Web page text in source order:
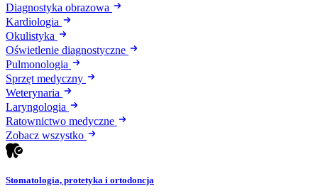
Diagnostyka obrazowa
Kardiologia
Okulistyka
Oświetlenie diagnostyczne
Pulmonologia
Sprzęt medyczny
Weterynaria
Laryngologia
Ratownictwo medyczne
Zobacz wszystko
Stomatologia, protetyka i ortodoncja